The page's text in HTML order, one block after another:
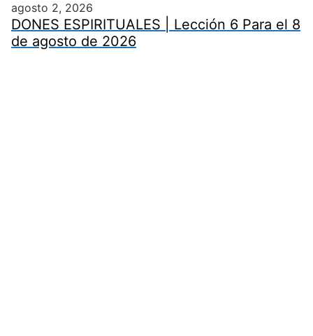
agosto 2, 2026
DONES ESPIRITUALES | Lección 6 Para el 8
de agosto de 2026